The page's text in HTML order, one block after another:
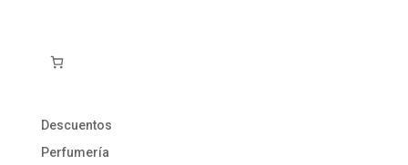
Descuentos
Perfumería